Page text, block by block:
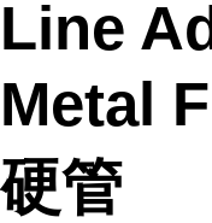
Line
Metal
硬管